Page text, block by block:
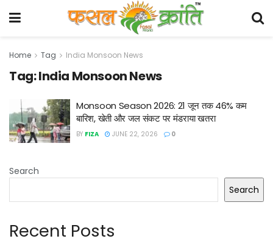
Home Tag India Monsoon News
Tag:India Monsoon News
Monsoon Season 2026: 21 जून तक 46% कम
बारिश, खेती और जल संकट पर मंडराया खतरा
BY FIZA JUNE 22, 2026 0
Search
Search
Recent Posts